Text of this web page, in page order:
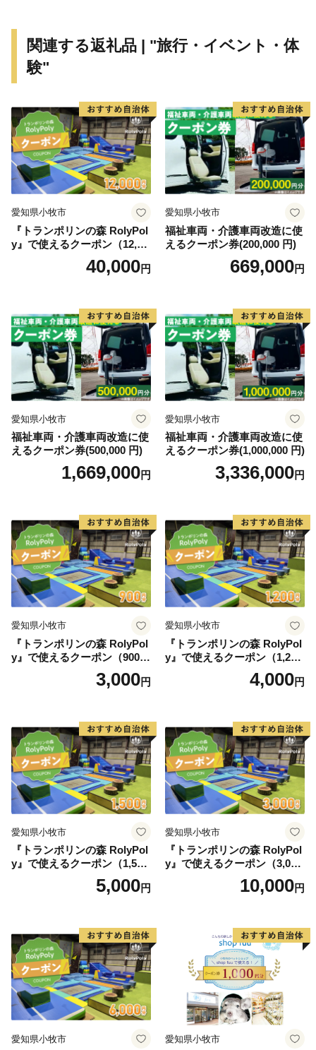
定住促進ポータルサイト「ウミひとココロ」を開設する
など、南知多町の魅力を全国に向けて発信する取組みを
ふるさと納税についても南知多町の隠れた魅力を全国
の皆さまに知っていただく一つの手段と考えて取り組ん
でおります。皆さまの温かいご支援をお待ちしておりま
す。5千円以上寄附をしていただいた方には、まちのPR
も兼ねて町の特産品等をお送りさせていただきます。
【ご注意】
※特典の送付は、南知多町外にお住まいの方に限らせて
いただきます。
※特典を受け取ることによる経済的利益については、一
※特典は複数選択いただけます。（1度の申込で最大32
品まで）
※特典のお届けには1～2ヶ月程度かかることがありま
す。
※寄附につきまして、年度内の回数制限は設けておりま
せん。
※特典の写真はイメージです。
【アクセス】
名古屋から約1時間
（名古屋鉄道）
※町内⇔河和駅は海っ子バス（コミュニティバス）「南
知多・美浜環状線」が運行
・離島（日間賀島・篠島）へのアクセス
「河和港」と「師崎港」より定期船が運行（名鉄海上
観光船）
関連する返礼品 | "旅行・イベント・体
験"
愛知県小牧市
『トランポリンの森 RolyPol
y』で使えるクーポン（12,00
40,000円
愛知県小牧市
福祉車両・介護車両改造に使
えるクーポン券(200,000 円)
669,000円
愛知県小牧市
福祉車両・介護車両改造に使
えるクーポン券(500,000 円)
1,669,000円
愛知県小牧市
福祉車両・介護車両改造に使
えるクーポン券(1,000,000 円)
3,336,000円
愛知県小牧市
『トランポリンの森 RolyPol
y』で使えるクーポン（900
3,000円
愛知県小牧市
『トランポリンの森 RolyPol
y』で使えるクーポン（1,200
4,000円
愛知県小牧市
『トランポリンの森 RolyPol
y』で使えるクーポン（1,500
5,000円
愛知県小牧市
『トランポリンの森 RolyPol
y』で使えるクーポン（3,000
10,000円
愛知県小牧市 愛知県小牧市